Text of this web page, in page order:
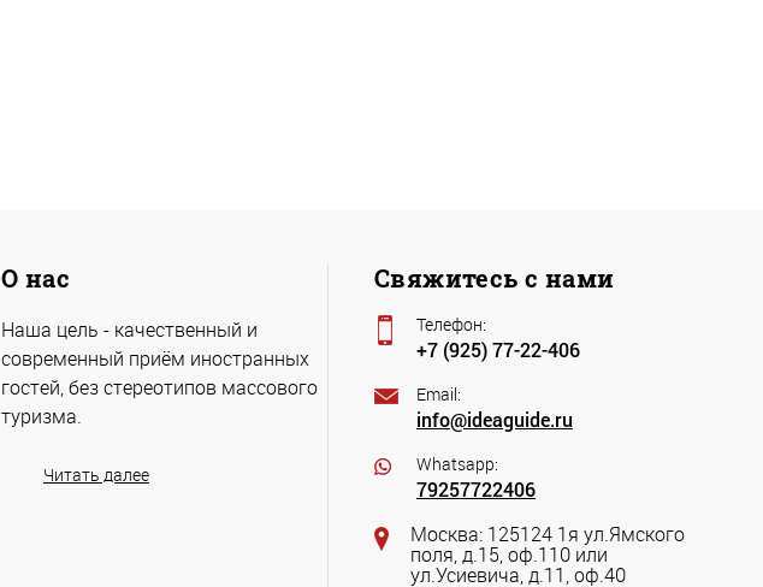
О нас
Наша цель - качественный и
современный приём иностранных
гостей, без стереотипов массового
туризма.
Читать далее
Свяжитесь с нами
Телефон:
+7 (925) 77-22-406
Email:
info@ideaguide.ru
Whatsapp:
79257722406
Москва: 125124 1я ул.Ямского
поля, д.15, оф.110 или
ул.Усиевича, д.11, оф.40